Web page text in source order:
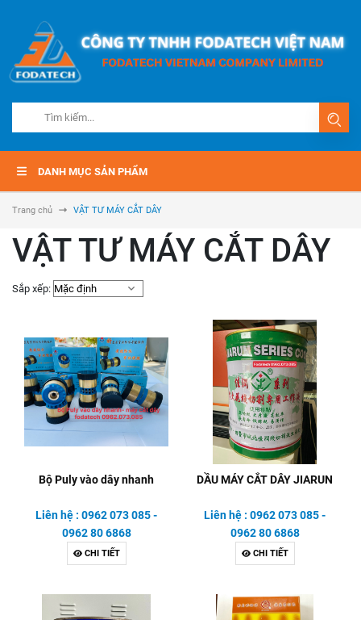
DANH MỤC SẢN PHẨM
Trang chủ VẬT TƯ MÁY CẮT DÂY
VẬT TƯ MÁY CẮT DÂY
Sắp xếp:
Bộ Puly vào dây nhanh
Liên hệ : 0962 073 085 -
0962 80 6868
CHI TIẾT
DẦU MÁY CẮT DÂY JIARUN
Liên hệ : 0962 073 085 -
0962 80 6868
CHI TIẾT